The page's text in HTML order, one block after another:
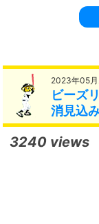
2023年05
ビーズ
消見込
3240 views